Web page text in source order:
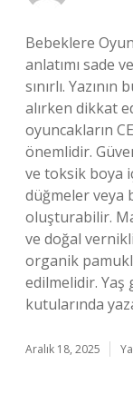
Bebeklere
anlatımı sade
sınırlı.
alırken dikkat
oyuncakların
önemlidir.
ve toksik boya
düğmeler veya
oluşturabilir.
ve doğal
organik
edilmelidir.
kutularında
Aralık 18, 2025